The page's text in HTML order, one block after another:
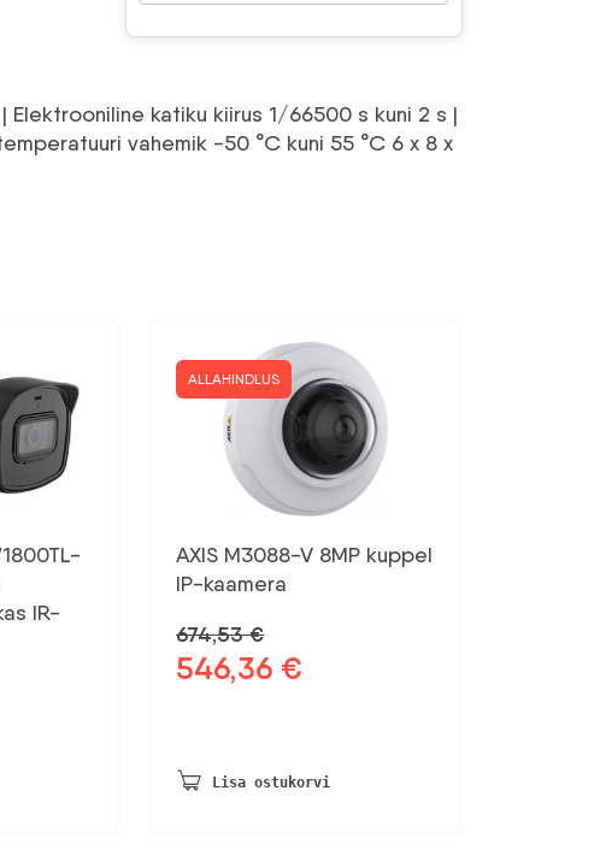
Elektrooniline katiku kiirus 1/66500 s kuni 2 s |
vahemik -50 °C kuni 55 °C 6 x 8 x
IR-
ALLAHINDLUS
AXIS M3088-V 8MP kuppel
IP-kaamera
674,53€
Algne
546,36 €
Lisa ostukorvi